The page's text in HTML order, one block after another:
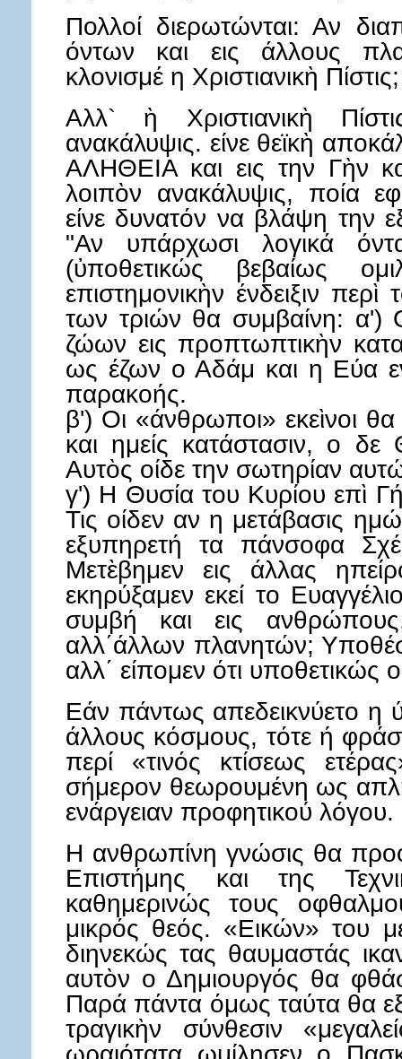
Πολλοί διερωτώνται: Αν
όντων και εις άλλους
κλονισμέ η Χριστιανικὴ Πίστις;
Αλλ` ὴ Χριστιανικὴ
ανακάλυψις. είνε θεϊκὴ
ΑΛΗΘΕΙΑ και εις την Γὴν
λοιπὸν ανακάλυψις, ποία
είνε δυνατόν να βλάψη την
"Αν υπάρχωσι λογικά
(ὐποθετικώς βεβαίως
επιστημονικὴν ένδειξιν
των τριών θα συμβαίνη: α')
ζώων εις προπτωπτικὴν
ως έζων ο Αδάμ και η Εύα
παρακοής.
β') Οι «άνθρωποι» εκεὶνοι θα
και ημείς κατάστασιν, ο
Αυτὸς οίδε την σωτηρίαν
γ') Η Θυσία του Κυρίου επὶ
Τις οίδεν αν η μετάβασις
εξυπηρετή τα πάνσοφα
Μετὲβημεν εις άλλας
εκηρύξαμεν εκεί το
συμβή και εις
αλλ΄άλλων πλανητών;
αλλ΄ είπομεν ότι υποθετικώς
Εάν πάντως απεδεικνύετο η
άλλους κόσμους, τότε ή
περί «τινός κτίσεως
σήμερον θεωρουμένη ως
ενάργειαν προφητικού λόγου.
Η ανθρωπίνη γνώσις θα
Επιστήμης και της
καθημερινώς τους
μικρός θεός. «Εικών» του
διηνεκώς τας θαυμαστάς
αυτὸν ο Δημιουργός θα
Παρά πάντα όμως ταύτα θα
τραγικὴν σύνθεσιν